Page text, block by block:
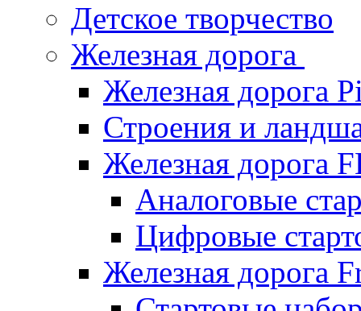
Детское творчество
Железная дорога
Железная дорога
Строения и
Железная дорога
Аналоговые
Цифровые
Железная дорога